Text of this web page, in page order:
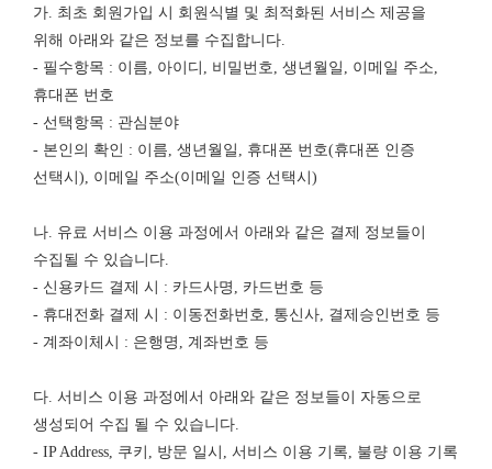
가. 최초 회원가입 시 회원식별 및 최적화된 서비스 제공을
위해 아래와 같은 정보를 수집합니다.
- 필수항목 : 이름, 아이디, 비밀번호, 생년월일, 이메일 주소,
휴대폰 번호
- 선택항목 : 관심분야
- 본인의 확인 : 이름, 생년월일, 휴대폰 번호(휴대폰 인증
선택시), 이메일 주소(이메일 인증 선택시)
나. 유료 서비스 이용 과정에서 아래와 같은 결제 정보들이
수집될 수 있습니다.
- 신용카드 결제 시 : 카드사명, 카드번호 등
- 휴대전화 결제 시 : 이동전화번호, 통신사, 결제승인번호 등
- 계좌이체시 : 은행명, 계좌번호 등
다. 서비스 이용 과정에서 아래와 같은 정보들이 자동으로
생성되어 수집 될 수 있습니다.
- IP Address, 쿠키, 방문 일시, 서비스 이용 기록, 불량 이용 기록